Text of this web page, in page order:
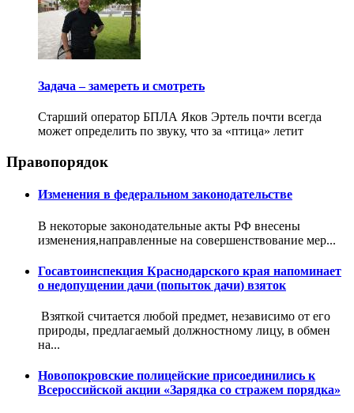
Задача – замереть и смотреть
Старший оператор БПЛА Яков Эртель почти всегда
может определить по звуку, что за «птица» летит
Правопорядок
Изменения в федеральном законодательстве
В некоторые законодательные акты РФ внесены
изменения,направленные на совершенствование мер...
Госавтоинспекция Краснодарского края напоминает
о недопущении дачи (попыток дачи) взяток
Взяткой считается любой предмет, независимо от его
природы, предлагаемый должностному лицу, в обмен
на...
Новопокровские полицейские присоединились к
Всероссийской акции «Зарядка со стражем порядка»